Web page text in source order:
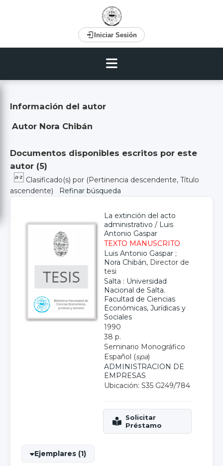
Iniciar Sesión
Información del autor
Autor Nora Chibán
Documentos disponibles escritos por este
autor (5)
Clasificado(s) por (Pertinencia descendente, Título
ascendente)
Refinar búsqueda
La extinción del acto
administrativo / Luis
Antonio Gaspar
TEXTO MANUSCRITO
Luis Antonio Gaspar ;
Nora Chibán, Director de
tesi
Salta : Universidad
Nacional de Salta.
Facultad de Ciencias
Económicas, Jurídicas y
Sociales
1990
38 p.
Seminario Monográfico
Español (spa)
ADMINISTRACION DE
EMPRESAS
Ubicación: S35 G249/784
Ejemplares (1)